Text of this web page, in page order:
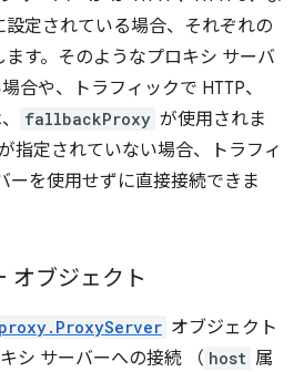
設定されている場合、それぞれの
ます。そのようなプロキシ サーバ
合や、トラフィックで HTTP、
fallbackProxy が使用されま
指定されていない場合、トラフィ
ーを使用せずに直接接続できま
オブジェクト
proxy.ProxyServer オブジェクト
シ サーバーへの接続 （ host 属